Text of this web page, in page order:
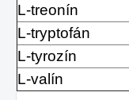
L-treonín
L-tryptofán
L-tyrozín
L-valín